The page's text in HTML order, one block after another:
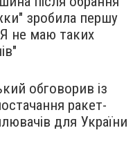
зробила першу
не маю таких
обговорив із
ракет-
для України